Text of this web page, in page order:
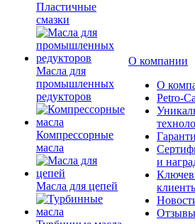
Пластичные
смазки
Масла для
промышленных
редукторов
Компрессорные
масла
Масла для цепей
О компании
О
Petro-
и
Отзывы